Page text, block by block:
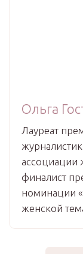
Ольга
Лауреат
ассоциации
финалист
номинации
женской